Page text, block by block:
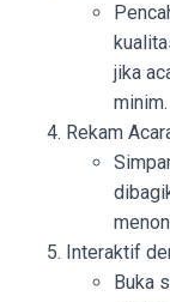
jika
minim.
Rekam
Interaktif
Buka